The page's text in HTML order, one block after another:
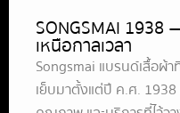
SONGSMAI
เหนือกาลเวลา
Songsmai แบรนด์เสื้อผ้
เย็บมาตั้งแต่ปี ค.ศ.